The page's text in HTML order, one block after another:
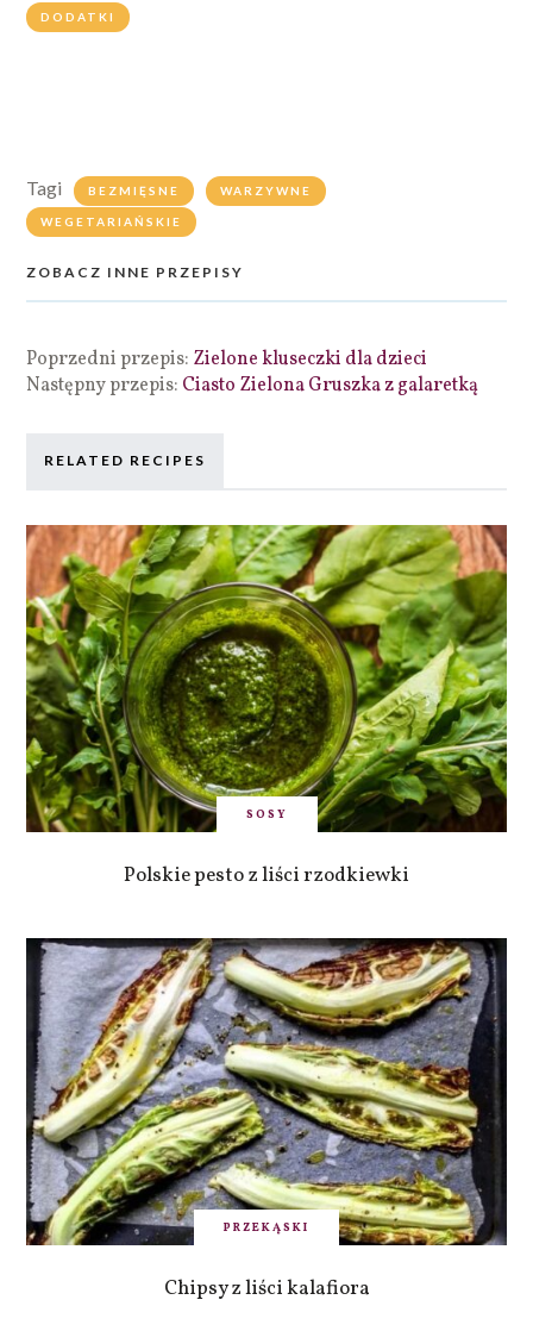
DODATKI
Tagi BEZMIĘSNE WARZYWNE
WEGETARIAŃSKIE
ZOBACZ INNE PRZEPISY
Poprzedni przepis: Zielone kluseczki dla dzieci
Następny przepis: Ciasto Zielona Gruszka z galaretką
RELATED RECIPES
SOSY
Polskie pesto z liści rzodkiewki
PRZEKĄSKI
Chipsy z liści kalafiora